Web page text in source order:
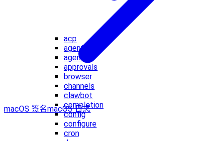
acp
agent
agents
approvals
browser
channels
clawbot
completion
config
configure
cron
macOS 签名macOS 日志